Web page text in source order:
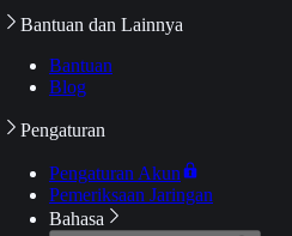
Bantuan dan Lainnya
Bantuan
Blog
Pengaturan
Pengaturan Akun
Pemeriksaan Jaringan
Bahasa